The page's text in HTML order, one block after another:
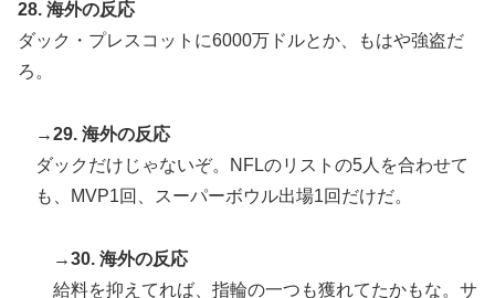
28. 海外の反応
ダック・プレスコットに6000万ドルとか、もはや強盗だ
ろ。
→29. 海外の反応
ダックだけじゃないぞ。NFLのリストの5人を合わせて
も、MVP1回、スーパーボウル出場1回だけだ。
→30. 海外の反応
給料を抑えてれば、指輪の一つも獲れてたかもな。サ